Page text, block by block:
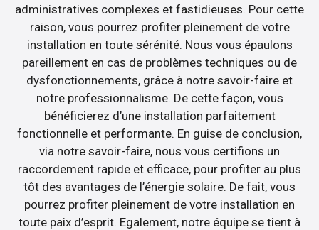
administratives complexes et fastidieuses. Pour cette
raison, vous pourrez profiter pleinement de votre
installation en toute sérénité. Nous vous épaulons
pareillement en cas de problèmes techniques ou de
dysfonctionnements, grâce à notre savoir-faire et
notre professionnalisme. De cette façon, vous
bénéficierez d’une installation parfaitement
fonctionnelle et performante. En guise de conclusion,
via notre savoir-faire, nous vous certifions un
raccordement rapide et efficace, pour profiter au plus
tôt des avantages de l’énergie solaire. De fait, vous
pourrez profiter pleinement de votre installation en
toute paix d’esprit. Egalement, notre équipe se tient à